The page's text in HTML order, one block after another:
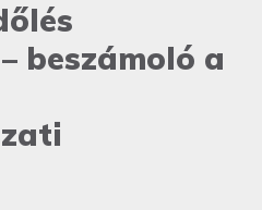
beszámoló a